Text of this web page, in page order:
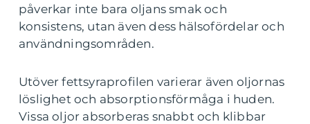
påverkar inte bara oljans smak och
konsistens, utan även dess hälsofördelar och
användningsområden.
Utöver fettsyraprofilen varierar även oljornas
löslighet och absorptionsförmåga i huden.
Vissa oljor absorberas snabbt och klibbar